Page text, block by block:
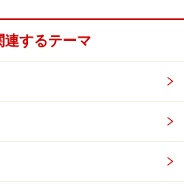
道、ゆうちょ銀行の定期貯
ょう。
点・半年複利型）
合】
連するテーマ